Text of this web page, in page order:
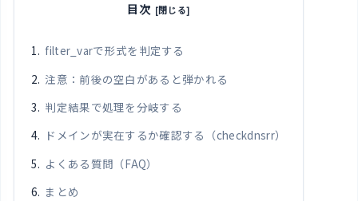
目次
filter_varで形式を判定する
注意：前後の空白があると弾かれる
判定結果で処理を分岐する
ドメインが実在するか確認する（checkdnsrr）
よくある質問（FAQ）
まとめ